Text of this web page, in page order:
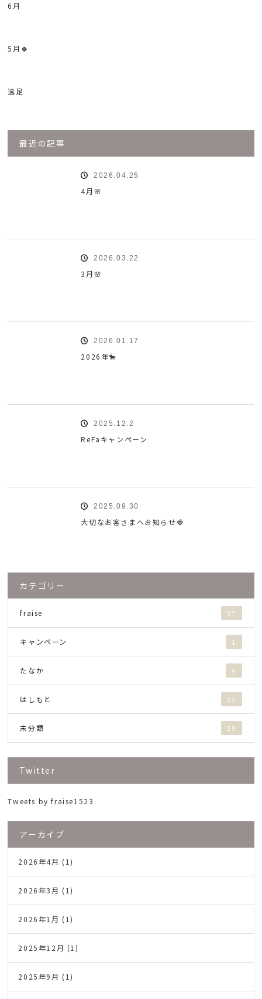
6月
5月🍀
遠足
最近の記事
2026.04.25
4月🌸
2026.03.22
3月🌸
2026.01.17
2026年🐎
2025.12.2
ReFaキャンペーン
2025.09.30
大切なお客さまへお知らせ🍓
カテゴリー
fraise 37
キャンペーン 1
たなか 9
はしもと 23
未分類 29
Twitter
Tweets by fraise1523
アーカイブ
2026年4月 (1)
2026年3月 (1)
2026年1月 (1)
2025年12月 (1)
2025年9月 (1)